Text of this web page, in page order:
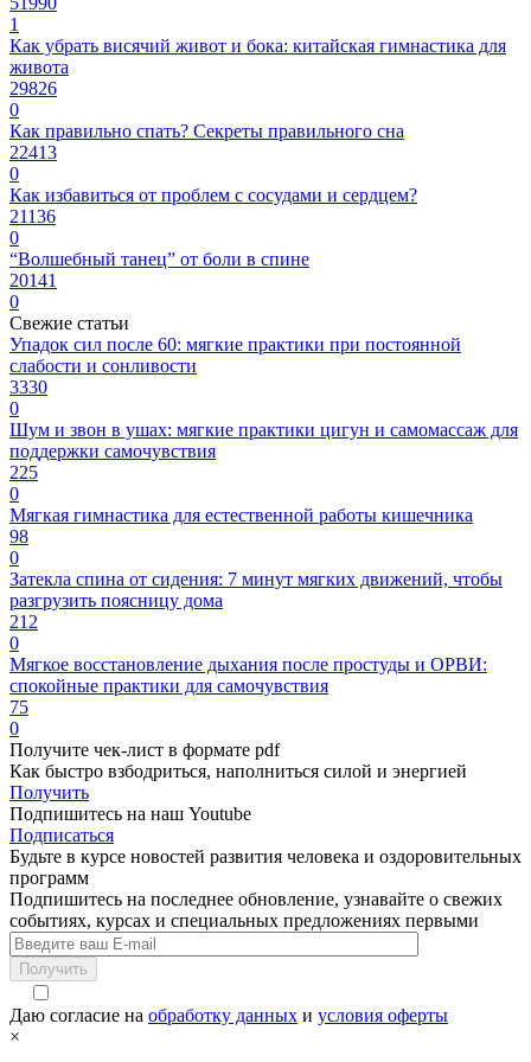
1
Как убрать висячий живот и бока: китайская гимнастика для
живота
29826
0
Как правильно спать? Секреты правильного сна
22413
0
Как избавиться от проблем с сосудами и сердцем?
21136
0
“Волшебный танец” от боли в спине
20141
0
Свежие статьи
Упадок сил после 60: мягкие практики при постоянной
слабости и сонливости
3330
0
Шум и звон в ушах: мягкие практики цигун и самомассаж для
поддержки самочувствия
225
0
Мягкая гимнастика для естественной работы кишечника
98
0
Затекла спина от сидения: 7 минут мягких движений, чтобы
разгрузить поясницу дома
212
0
Мягкое восстановление дыхания после простуды и ОРВИ:
спокойные практики для самочувствия
75
0
Получите чек-лист в формате pdf
Как быстро взбодриться, наполниться силой и энергией
Получить
Подпишитесь на наш Youtube
Подписаться
Будьте в курсе новостей развития человека и оздоровительных
программ
Подпишитесь на последнее обновление, узнавайте о свежих
событиях, курсах и специальных предложениях первыми
Получить
Даю согласие на обработку данных и условия оферты
×